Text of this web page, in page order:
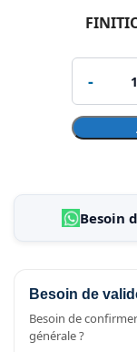
Besoin
Besoin de
Besoin de
générale ?